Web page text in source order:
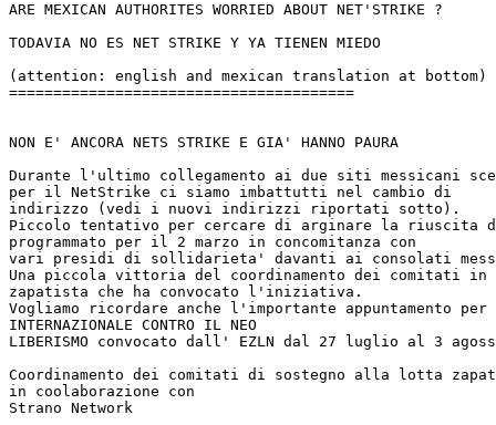
ARE MEXICAN AUTHORITES WORRIED ABOUT NET'STRIKE ?
TODAVIA NO ES NET STRIKE Y YA TIENEN MIEDO
(attention: english and mexican translation at bottom)
=======================================
NON E' ANCORA NETS STRIKE E GIA' HANNO PAURA
Durante l'ultimo collegamento ai due siti messicani
per il NetStrike ci siamo imbattutti nel cambio di
indirizzo (vedi i nuovi indirizzi riportati sotto).
Piccolo tentativo per cercare di arginare la riuscita
programmato per il 2 marzo in concomitanza con
vari presidi di sollidarieta' davanti ai consolati
Una piccola vittoria del coordinamento dei comitati
zapatista che ha convocato l'iniziativa.
Vogliamo ricordare anche l'importante appuntamento per
INTERNAZIONALE CONTRO IL NEO
LIBERISMO convocato dall' EZLN dal 27 luglio al 3
Coordinamento dei comitati di sostegno alla lotta
in coolaborazione con
Strano Network